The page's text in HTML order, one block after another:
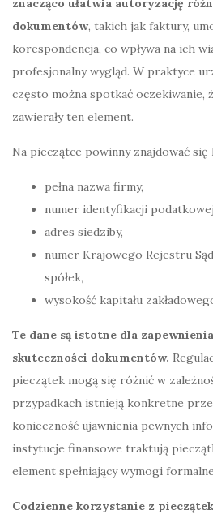
dokumentów, takich jak faktury,
korespondencja, co wpływa na ich
profesjonalny wygląd. W praktyce
często można spotkać oczekiwanie,
zawierały ten element.
Na pieczątce powinny znajdować
pełna nazwa firmy,
numer identyfikacji
adres siedziby,
numer Krajowego Rejestru
spółek,
wysokość kapitału
Te dane są istotne dla
skuteczności dokumentów.
pieczątek mogą się różnić w
przypadkach istnieją konkretne
konieczność ujawnienia pewnych
instytucje finansowe traktują
element spełniający wymogi
Codzienne korzystanie z